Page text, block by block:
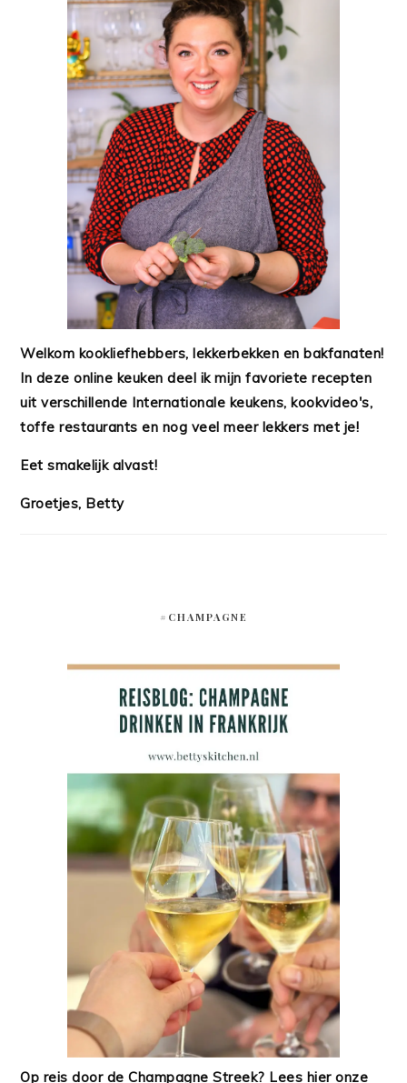
Welkom kookliefhebbers, lekkerbekken en bakfanaten!
In deze online keuken deel ik mijn favoriete recepten
uit verschillende Internationale keukens, kookvideo's,
toffe restaurants en nog veel meer lekkers met je!
Eet smakelijk alvast!
Groetjes, Betty
#CHAMPAGNE
Op reis door de Champagne Streek? Lees hier onze